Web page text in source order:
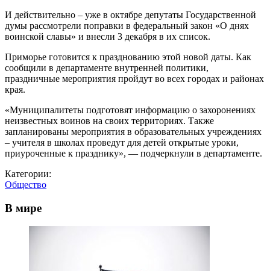
И действительно – уже в октябре депутаты Государственной
думы рассмотрели поправки в федеральный закон «О днях
воинской славы» и внесли 3 декабря в их список.
Приморье готовится к празднованию этой новой даты. Как
сообщили в департаменте внутренней политики,
праздничные мероприятия пройдут во всех городах и районах
края.
«Муниципалитеты подготовят информацию о захоронениях
неизвестных воинов на своих территориях. Также
запланированы мероприятия в образовательных учреждениях
– учителя в школах проведут для детей открытые уроки,
приуроченные к празднику», — подчеркнули в департаменте.
Категории:
Общество
В мире